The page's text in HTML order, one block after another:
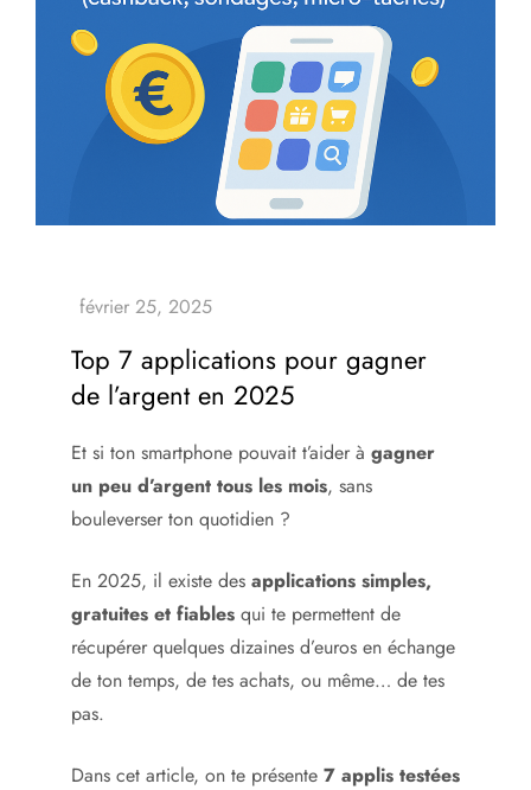
Top 7 applications pour gagner
de l’argent en 2025
Et si ton smartphone pouvait t’aider à gagner
un peu d’argent tous les mois, sans
bouleverser ton quotidien ?
En 2025, il existe des applications simples,
gratuites et fiables qui te permettent de
récupérer quelques dizaines d’euros en échange
de ton temps, de tes achats, ou même… de tes
pas.
Dans cet article, on te présente 7 applis testées